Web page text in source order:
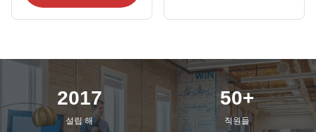
2017
설립 해
50+
직원들